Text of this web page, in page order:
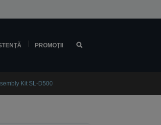
PROMOŢII
Kit SL-D500